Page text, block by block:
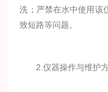
洗；严禁在水中使用该
致短路等问题。
2.仪器操作与维护